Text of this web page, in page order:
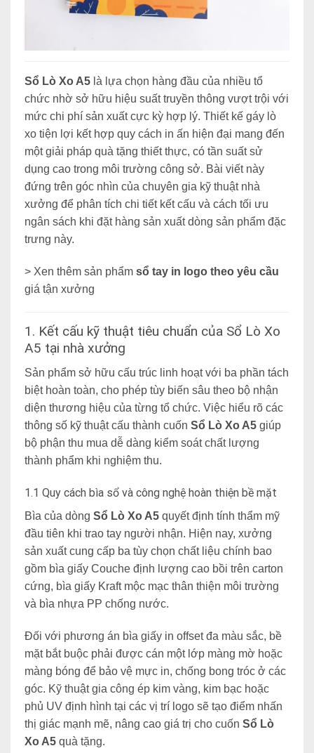
Sổ Lò Xo A5 là lựa chọn hàng đầu của nhiều tổ
chức nhờ sở hữu hiệu suất truyền thông vượt trội với
mức chi phí sản xuất cực kỳ hợp lý. Thiết kế gáy lò
xo tiện lợi kết hợp quy cách in ấn hiện đại mang đến
một giải pháp quà tặng thiết thực, có tần suất sử
dụng cao trong môi trường công sở. Bài viết này
đứng trên góc nhìn của chuyên gia kỹ thuật nhà
xưởng để phân tích chi tiết kết cấu và cách tối ưu
ngân sách khi đặt hàng sản xuất dòng sản phẩm đặc
trưng này.
> Xen thêm sản phẩm sổ tay in logo theo yêu cầu
giá tận xưởng
1. Kết cấu kỹ thuật tiêu chuẩn của Sổ Lò Xo
A5 tại nhà xưởng
Sản phẩm sở hữu cấu trúc linh hoạt với ba phần tách
biệt hoàn toàn, cho phép tùy biến sâu theo bộ nhận
diện thương hiệu của từng tổ chức. Việc hiểu rõ các
thông số kỹ thuật cấu thành cuốn Sổ Lò Xo A5 giúp
bộ phận thu mua dễ dàng kiểm soát chất lượng
thành phẩm khi nghiệm thu.
1.1 Quy cách bìa sổ và công nghệ hoàn thiện bề mặt
Bìa của dòng Sổ Lò Xo A5 quyết định tính thẩm mỹ
đầu tiên khi trao tay người nhận. Hiện nay, xưởng
sản xuất cung cấp ba tùy chọn chất liệu chính bao
gồm bìa giấy Couche định lượng cao bồi trên carton
cứng, bìa giấy Kraft mộc mạc thân thiện môi trường
và bìa nhựa PP chống nước.
Đối với phương án bìa giấy in offset đa màu sắc, bề
mặt bắt buộc phải được cán một lớp màng mờ hoặc
màng bóng để bảo vệ mực in, chống bong tróc ở các
góc. Kỹ thuật gia công ép kim vàng, kim bạc hoặc
phủ UV định hình tại các vị trí logo sẽ tạo điểm nhấn
thị giác mạnh mẽ, nâng cao giá trị cho cuốn Sổ Lò
Xo A5 quà tặng.